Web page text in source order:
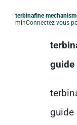
terbinafine
minConnectez-vous
guide
guide